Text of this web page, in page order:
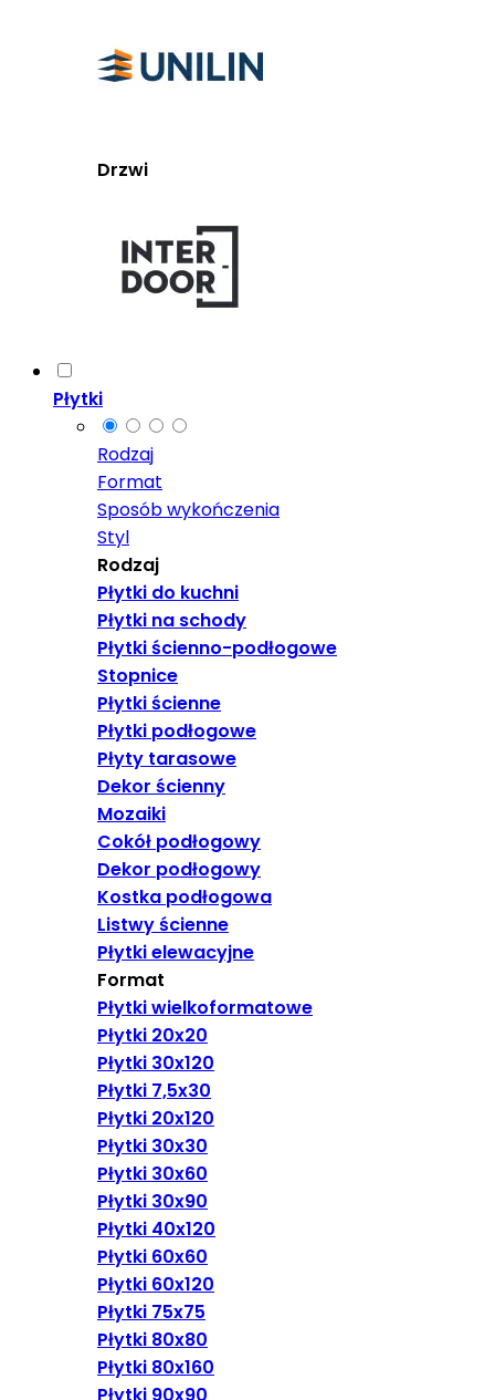
Drzwi
Płytki
Rodzaj
Format
Sposób wykończenia
Styl
Rodzaj
Płytki do kuchni
Płytki na schody
Płytki ścienno-podłogowe
Stopnice
Płytki ścienne
Płytki podłogowe
Płyty tarasowe
Dekor ścienny
Mozaiki
Cokół podłogowy
Dekor podłogowy
Kostka podłogowa
Listwy ścienne
Płytki elewacyjne
Format
Płytki wielkoformatowe
Płytki 20x20
Płytki 30x120
Płytki 7,5x30
Płytki 20x120
Płytki 30x30
Płytki 30x60
Płytki 30x90
Płytki 40x120
Płytki 60x60
Płytki 60x120
Płytki 75x75
Płytki 80x80
Płytki 80x160